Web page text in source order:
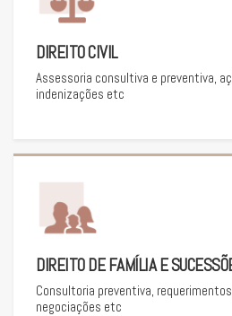
DIREITO CIVIL
Assessoria consultiva e preventiva,
indenizações etc
DIREITO DE FAMÍLIA E
Consultoria preventiva,
negociações etc